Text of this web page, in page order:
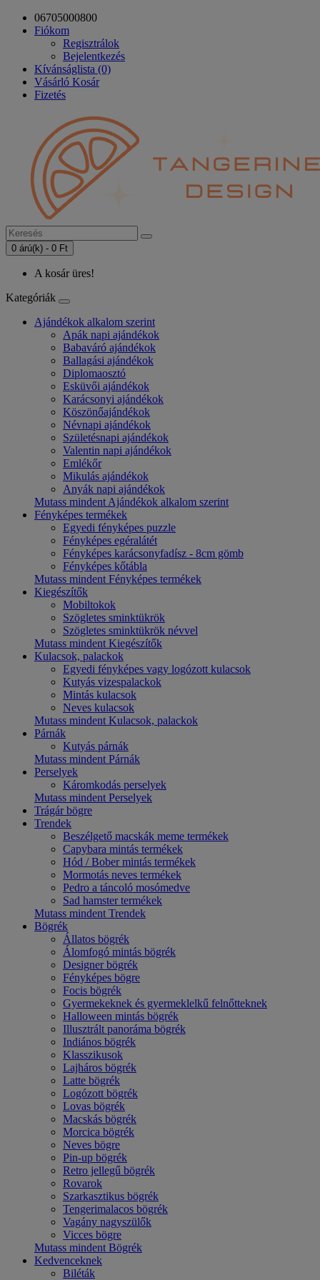
06705000800
Fiókom
Regisztrálok
Bejelentkezés
Kívánságlista (0)
Vásárló Kosár
Fizetés
0 árú(k) - 0 Ft
A kosár üres!
Kategóriák
Ajándékok alkalom szerint
Apák napi ajándékok
Babaváró ajándékok
Ballagási ajándékok
Diplomaosztó
Esküvői ajándékok
Karácsonyi ajándékok
Köszönőajándékok
Névnapi ajándékok
Születésnapi ajándékok
Valentin napi ajándékok
Emlékőr
Mikulás ajándékok
Anyák napi ajándékok
Mutass mindent Ajándékok alkalom szerint
Fényképes termékek
Egyedi fényképes puzzle
Fényképes egéralátét
Fényképes karácsonyfadísz - 8cm gömb
Fényképes kőtábla
Mutass mindent Fényképes termékek
Kiegészítők
Mobiltokok
Szögletes sminktükrök
Szögletes sminktükrök névvel
Mutass mindent Kiegészítők
Kulacsok, palackok
Egyedi fényképes vagy logózott kulacsok
Kutyás vizespalackok
Mintás kulacsok
Neves kulacsok
Mutass mindent Kulacsok, palackok
Párnák
Kutyás párnák
Mutass mindent Párnák
Perselyek
Káromkodás perselyek
Mutass mindent Perselyek
Trágár bögre
Trendek
Beszélgető macskák meme termékek
Capybara mintás termékek
Hód / Bober mintás termékek
Mormotás neves termékek
Pedro a táncoló mosómedve
Sad hamster termékek
Mutass mindent Trendek
Bögrék
Állatos bögrék
Álomfogó mintás bögrék
Designer bögrék
Fényképes bögre
Focis bögrék
Gyermekeknek és gyermeklelkű felnőtteknek
Halloween mintás bögrék
Illusztrált panoráma bögrék
Indiános bögrék
Klasszikusok
Lajháros bögrék
Latte bögrék
Logózott bögrék
Lovas bögrék
Macskás bögrék
Morcica bögrék
Neves bögre
Pin-up bögrék
Retro jellegű bögrék
Rovarok
Szarkasztikus bögrék
Tengerimalacos bögrék
Vagány nagyszülők
Vicces bögre
Mutass mindent Bögrék
Kedvenceknek
Biléták